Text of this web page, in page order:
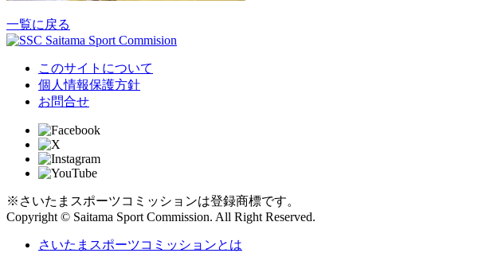
一覧に戻る
このサイトについて
個人情報保護方針
お問合せ
※さいたまスポーツコミッションは登録商標です。
Copyright © Saitama Sport Commission. All Right Reserved.
さいたまスポーツコミッションとは